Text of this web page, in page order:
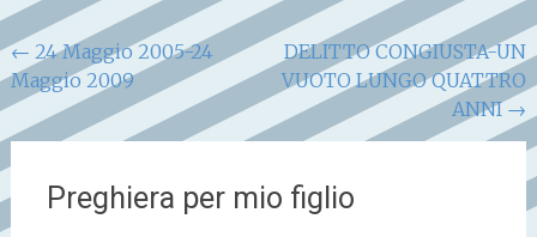
Navigazione
articoli
← 24 Maggio 2005-24
Maggio 2009
DELITTO CONGIUSTA-UN
VUOTO LUNGO QUATTRO
ANNI→
Preghiera per mio figlio